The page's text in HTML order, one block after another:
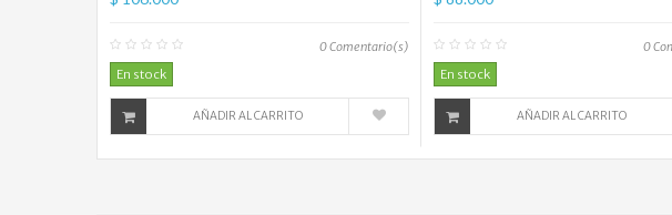
0Comentario(s)
En stock
AÑADIR AL CARRITO
0
En stock
AÑADIR AL CARRITO